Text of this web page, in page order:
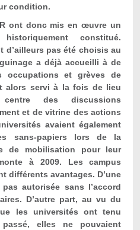
condition.
ont donc mis en œuvre un
constitué.
d’ailleurs pas été choisis au
a déjà accueilli à de
occupations et grèves de
alors servi à la fois de lieu
centre des discussions
et de vitrine des actions
avaient également
sans-papiers lors de la
de mobilisation pour leur
à 2009. Les campus
différents avantages. D’une
autorisée sans l’accord
D’autre part, au vu du
les universités ont tenu
elles ne pouvaient